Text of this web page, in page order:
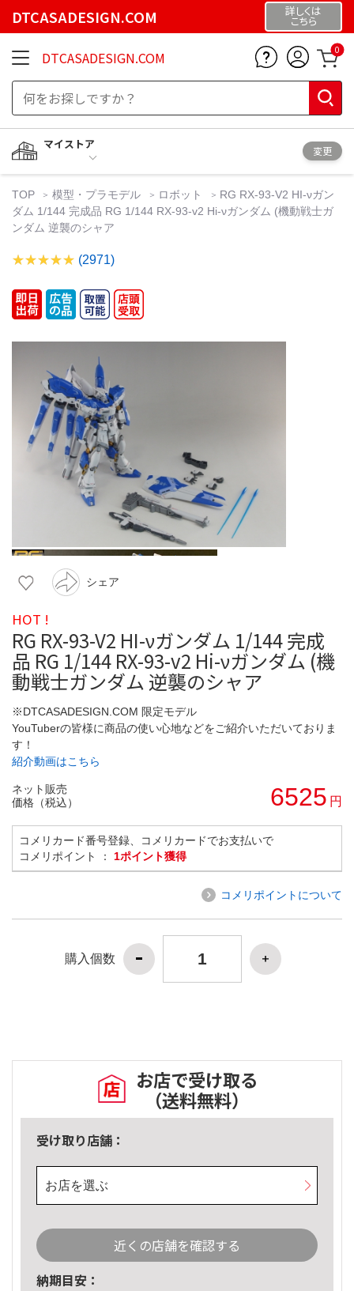
DTCASADESIGN.COM 詳しくは
こちら
DTCASADESIGN.COM 0
マイストア
変更
TOP 模型・プラモデル ロボット
RG RX-93-V2 HI-νガン
ダム 1/144 完成品 RG 1/144 RX-93-v2 Hi-νガンダム (機動戦士ガ
ンダム 逆襲のシャア
(2971)
シェア
HOT !
RG RX-93-V2 HI-νガンダム 1/144 完成
品 RG 1/144 RX-93-v2 Hi-νガンダム (機
動戦士ガンダム 逆襲のシャア
※DTCASADESIGN.COM 限定モデル
YouTuberの皆様に商品の使い心地などをご紹介いただいておりま
す！
紹介動画はこちら
ネット販売
価格（税込）
6525 円
コメリカード番号登録、コメリカードでお支払いで
コメリポイント ： 1ポイント獲得
コメリポイントについて
購入個数
お店で受け取る
（送料無料）
受け取り店舗：
お店を選ぶ
近くの店舗を確認する
納期目安：